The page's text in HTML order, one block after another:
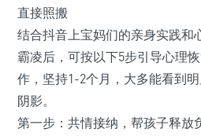
直接照搬
结合抖音上宝妈们的亲身实践和
霸凌后，可按以下5步引导心理
作，坚持1-2个月，大多能看到
阴影。
第一步：共情接纳，帮孩子释放